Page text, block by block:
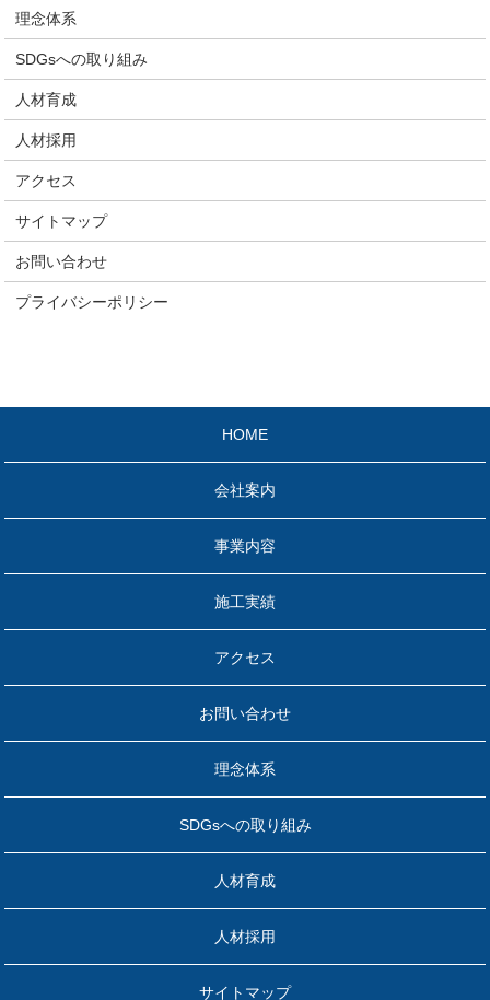
理念体系
SDGsへの取り組み
人材育成
人材採用
アクセス
サイトマップ
お問い合わせ
プライバシーポリシー
HOME
会社案内
事業内容
施工実績
アクセス
お問い合わせ
理念体系
SDGsへの取り組み
人材育成
人材採用
サイトマップ